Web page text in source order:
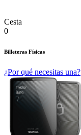
Cesta
0
Billeteras Físicas
¿Por qué necesitas una?